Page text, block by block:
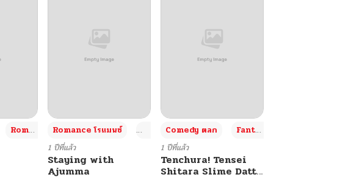
Romance โรแมนซ์ +4
Romance โรแมนซ์ Adult ผู้ใหญ่ +4
1 ปีที่แล้ว
Staying with
Ajumma
Comedy ตลก Fantasy แฟนตาซี
1 ปีที่แล้ว
Tenchura! Tensei
Shitara Slime Datta